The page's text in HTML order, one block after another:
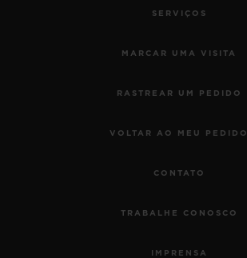
SERVIÇOS
MARCAR UMA VISITA
RASTREAR UM PEDIDO
VOLTAR AO MEU PEDIDO
CONTATO
TRABALHE CONOSCO
IMPRENSA